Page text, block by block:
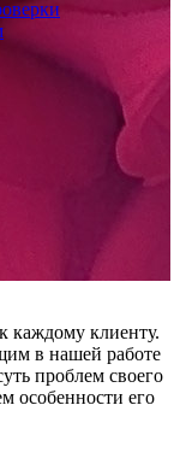
каждому клиенту.
в нашей работе
проблем своего
особенности его